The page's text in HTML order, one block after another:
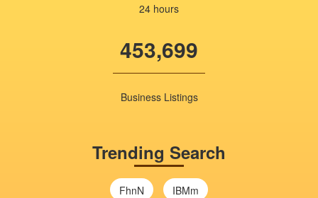
24 hours
453,699
Business Listings
Trending Search
FhnN IBMm